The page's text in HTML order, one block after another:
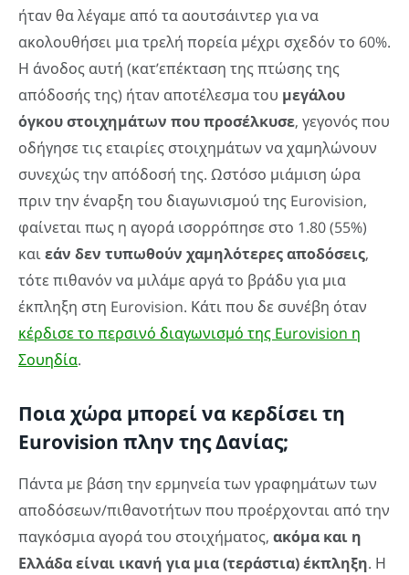
ήταν θα λέγαμε από τα αουτσάιντερ για να
ακολουθήσει μια τρελή πορεία μέχρι σχεδόν το 60%.
Η άνοδος αυτή (κατ’επέκταση της πτώσης της
απόδοσής της) ήταν αποτέλεσμα του μεγάλου
όγκου στοιχημάτων που προσέλκυσε, γεγονός που
οδήγησε τις εταιρίες στοιχημάτων να χαμηλώνουν
συνεχώς την απόδοσή της. Ωστόσο μιάμιση ώρα
πριν την έναρξη του διαγωνισμού της Eurovision,
φαίνεται πως η αγορά ισορρόπησε στο 1.80 (55%)
καιεάν δεν τυπωθούν χαμηλότερες αποδόσεις,
τότε πιθανόν να μιλάμε αργά το βράδυ για μια
έκπληξη στη Eurovision. Κάτι που δε συνέβη όταν
κέρδισε το περσινό διαγωνισμό της Eurovision η
Σουηδία.
Ποια χώρα μπορεί να κερδίσει τη
Eurovision πλην της Δανίας;
Πάντα με βάση την ερμηνεία των γραφημάτων των
αποδόσεων/πιθανοτήτων που προέρχονται από την
παγκόσμια αγορά του στοιχήματος, ακόμα και η
Ελλάδα είναι ικανή για μια (τεράστια) έκπληξη. Η